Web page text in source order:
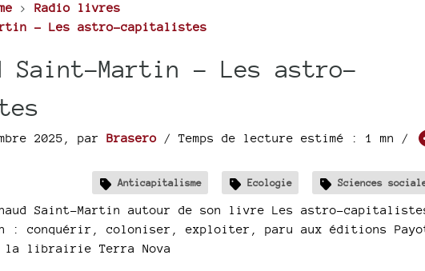
> Radio livres
- Les astro-capitalistes
Saint-Martin - Les astro-
2025 par Brasero/ Temps de lecture estimé : 1 mn /
Anticapitalisme Ecologie Sciences
Saint-Martin autour de son livre Les astro-
: conquérir, coloniser, exploiter, paru aux éditions
la librairie Terra Nova